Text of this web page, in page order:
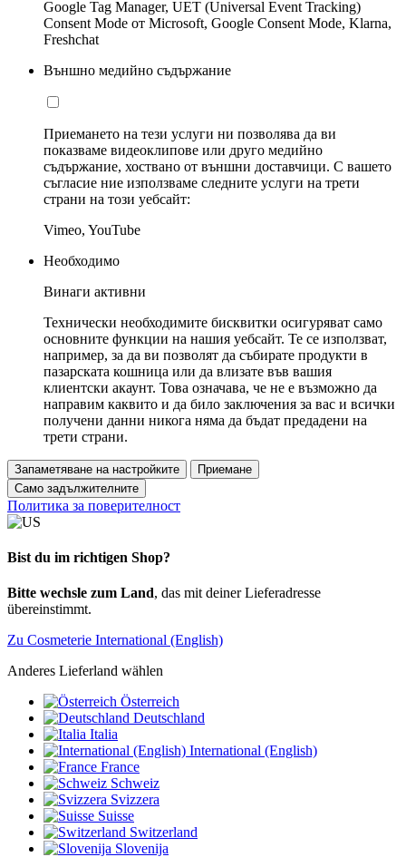
Google Tag Manager, UET (Universal Event Tracking)
Consent Mode от Microsoft, Google Consent Mode, Klarna,
Freshchat
Външно медийно съдържание
Приемането на тези услуги ни позволява да ви
показваме видеоклипове или друго медийно
съдържание, хоствано от външни доставчици. С вашето
съгласие ние използваме следните услуги на трети
страни на този уебсайт:
Vimeo, YouTube
Необходимо
Винаги активни
Технически необходимите бисквитки осигуряват само
основните функции на нашия уебсайт. Те се използват,
например, за да ви позволят да събирате продукти в
пазарската кошница или да влизате във вашия
клиентски акаунт. Това означава, че не е възможно да
направим каквито и да било заключения за вас и всички
получени данни никога няма да бъдат предадени на
трети страни.
Запаметяване на настройките
Приемане
Само задължителните
Политика за поверителност
Bist du im richtigen Shop?
Bitte wechsle zum Land, das mit deiner Lieferadresse
übereinstimmt.
Zu Cosmeterie International (English)
Anderes Lieferland wählen
Österreich
Deutschland
Italia
International (English)
France
Schweiz
Svizzera
Suisse
Switzerland
Slovenija